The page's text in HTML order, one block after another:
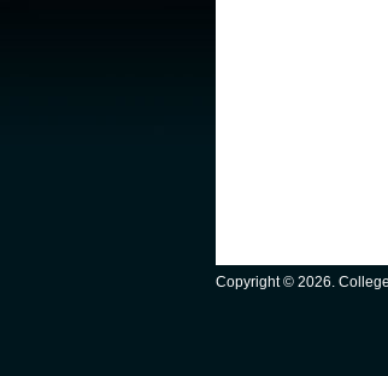
Copyright © 2026.